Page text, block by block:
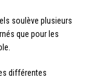
soulève plusieurs
que pour les
différentes